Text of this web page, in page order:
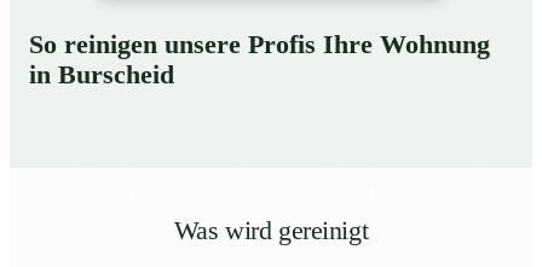
So reinigen unsere Profis Ihre Wohnung
in Burscheid
Was wird gereinigt